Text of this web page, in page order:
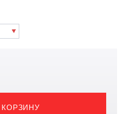
КОРЗИНУ